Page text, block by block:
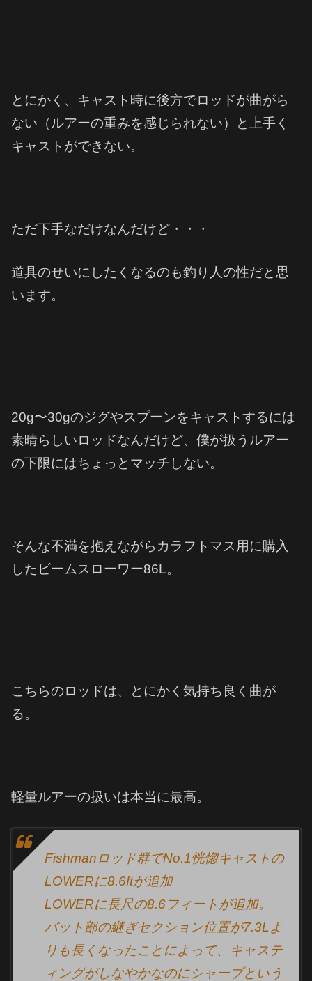
とにかく、キャスト時に後方でロッドが曲がら
ない（ルアーの重みを感じられない）と上手く
キャストができない。
ただ下手なだけなんだけど・・・
道具のせいにしたくなるのも釣り人の性だと思
います。
20g〜30gのジグやスプーンをキャストするには
素晴らしいロッドなんだけど、僕が扱うルアー
の下限にはちょっとマッチしない。
そんな不満を抱えながらカラフトマス用に購入
したビームスローワー86L。
こちらのロッドは、とにかく気持ち良く曲が
る。
軽量ルアーの扱いは本当に最高。
Fishmanロッド群でNo.1恍惚キャストの
LOWERに8.6ftが追加
LOWERに長尺の8.6フィートが追加。
バット部の継ぎセクション位置が7.3Lよ
りも長くなったことによって、キャステ
ィングがしなやかなのにシャープという